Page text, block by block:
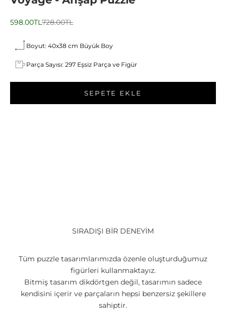
İndirimli fiyat
598.00TLNormal fiyat
728.00TL
Boyut: 40x38 cm Büyük Boy
Parça Sayısı: 297 Eşsiz Parça ve Figür
SEPETE EKLE
SIRADIŞI BİR DENEYİM
Tüm puzzle tasarımlarımızda özenle oluşturduğumuz
figürleri kullanmaktayız.
Bitmiş tasarım dikdörtgen değil, tasarımın sadece
kendisini içerir ve parçaların hepsi benzersiz şekillere
sahiptir.